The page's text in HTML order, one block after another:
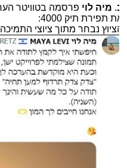
מיה לויפרסמה בטוויטר
תפירת תיק 4000:
נבחר מתוך ציוצי התמיכה